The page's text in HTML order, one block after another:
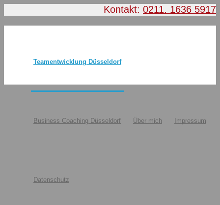
Kontakt: 0211. 1636 5917
Teamentwicklung Düsseldorf
Business Coaching Düsseldorf Über mich Impressum
Datenschutz